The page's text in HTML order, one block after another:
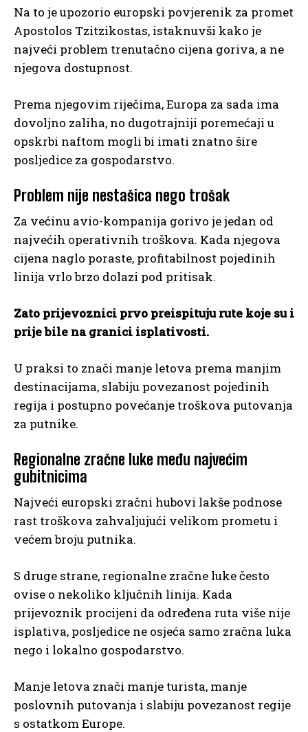
Na to je upozorio europski povjerenik za promet
Apostolos Tzitzikostas, istaknuvši kako je
najveći problem trenutačno cijena goriva, a ne
njegova dostupnost.
Prema njegovim riječima, Europa za sada ima
dovoljno zaliha, no dugotrajniji poremećaji u
opskrbi naftom mogli bi imati znatno šire
posljedice za gospodarstvo.
Problem nije nestašica nego trošak
Za većinu avio-kompanija gorivo je jedan od
najvećih operativnih troškova. Kada njegova
cijena naglo poraste, profitabilnost pojedinih
linija vrlo brzo dolazi pod pritisak.
Zato prijevoznici prvo preispituju rute koje su i
prije bile na granici isplativosti.
U praksi to znači manje letova prema manjim
destinacijama, slabiju povezanost pojedinih
regija i postupno povećanje troškova putovanja
za putnike.
Regionalne zračne luke među najvećim
gubitnicima
Najveći europski zračni hubovi lakše podnose
rast troškova zahvaljujući velikom prometu i
većem broju putnika.
S druge strane, regionalne zračne luke često
ovise o nekoliko ključnih linija. Kada
prijevoznik procijeni da određena ruta više nije
isplativa, posljedice ne osjeća samo zračna luka
nego i lokalno gospodarstvo.
Manje letova znači manje turista, manje
poslovnih putovanja i slabiju povezanost regije
s ostatkom Europe.